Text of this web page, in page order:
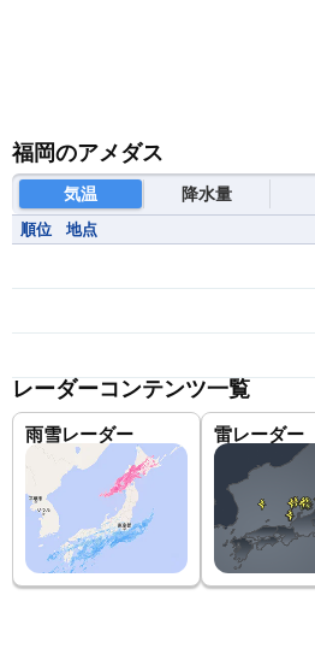
福岡のアメダス
気温 降水量
順位 地点
レーダーコンテンツ一覧
雨雪レーダー 雷レーダー